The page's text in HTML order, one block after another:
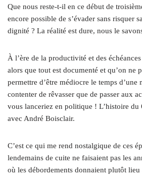
Que nous reste-t-il en ce début de
encore possible de s’évader sans risquer
dignité ? La réalité est dure, nous le
À l’ère de la productivité et des
alors que tout est documenté et qu’on ne
permettre d’être médiocre le temps d’une
contenter de rêvasser que de passer aux
vous lanceriez en politique ! L’histoire du
avec André Boisclair.
C’est ce qui me rend nostalgique de ces
lendemains de cuite ne faisaient pas les
où les débordements donnaient plutôt lieu